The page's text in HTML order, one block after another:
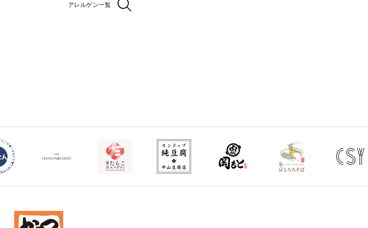
アレルゲン一覧